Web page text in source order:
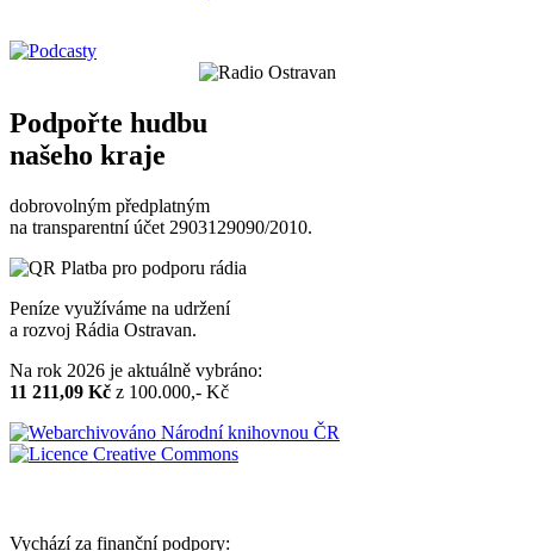
Podpořte hudbu
našeho kraje
dobrovolným předplatným
na transparentní účet 2903129090/2010.
Peníze využíváme na udržení
a rozvoj Rádia Ostravan.
Na rok 2026 je aktuálně vybráno:
11 211,09 Kč z 100.000,- Kč
Vychází za finanční podpory: